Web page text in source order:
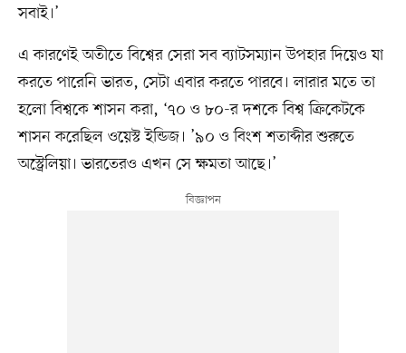
সবাই।’
এ কারণেই অতীতে বিশ্বের সেরা সব ব্যাটসম্যান উপহার দিয়েও যা
করতে পারেনি ভারত, সেটা এবার করতে পারবে। লারার মতে তা
হলো বিশ্বকে শাসন করা, ‘৭০ ও ৮০-র দশকে বিশ্ব ক্রিকেটকে
শাসন করেছিল ওয়েস্ট ইন্ডিজ। ’৯০ ও বিংশ শতাব্দীর শুরুতে
অস্ট্রেলিয়া। ভারতেরও এখন সে ক্ষমতা আছে।’